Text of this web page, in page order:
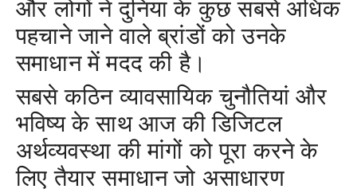
और लोगों ने दुनिया के कुछ सबसे अधिक
पहचाने जाने वाले ब्रांडों को उनके
समाधान में मदद की है।
सबसे कठिन व्यावसायिक चुनौतियां और
भविष्य के साथ आज की डिजिटल
अर्थव्यवस्था की मांगों को पूरा करने के
लिए तैयार समाधान जो असाधारण